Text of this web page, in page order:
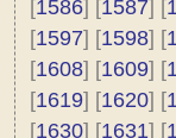
[1586] [1587] [
[1597] [1598] [
[1608] [1609] [
[1619] [1620] [
[1630] [1631] [